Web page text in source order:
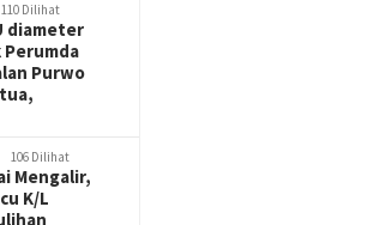
110 Dilihat
diameter
Perumda
Purwo
106 Dilihat
Mengalir,
K/L